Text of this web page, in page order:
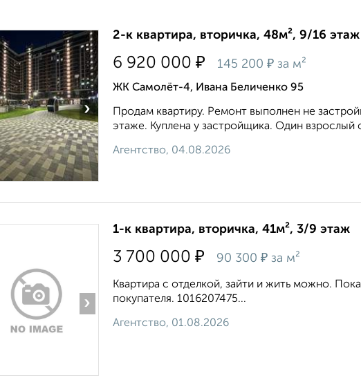
›
2-к квартира, вторичка, 48м², 9/16 этаж
6 920 000 ₽ 145 200 ₽ за м²
ЖК Самолёт-4, Ивана Беличенко 95
Продам квартиру. Ремонт выполнен не
этаже. Куплена у застройщика. Один
Агентство, 04.08.2026
›
1-к квартира, вторичка, 41м², 3/9 этаж
3 700 000 ₽ 90 300 ₽ за м²
Квартира с отделкой, зайти и жить можно.
покупателя. 1016207475...
Агентство, 01.08.2026